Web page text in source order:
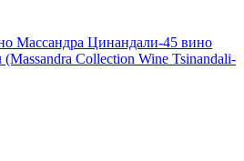
Массандра Цинандали-45 вино
(Massandra Collection Wine Tsinandali-